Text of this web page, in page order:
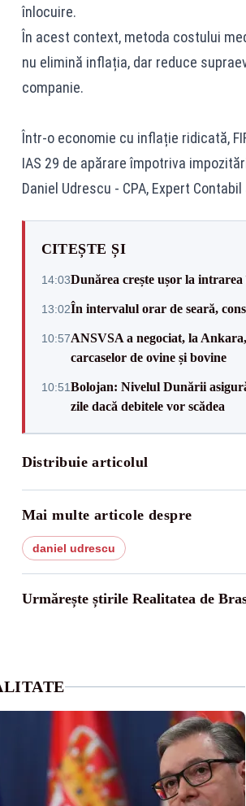
înlocuire.
În acest context, metoda costului
nu elimină inflația, dar reduce
companie.
Într-o economie cu inflație ridicată,
IAS 29 de apărare împotriva
Daniel Udrescu - CPA, Expert
CITEȘTE ȘI
14:03Dunărea crește ușor la
13:02În intervalul orar de seară,
10:57ANSVSA a negociat, la
carcaselor de ovine și bovine
10:51Bolojan: Nivelul Dunării
zile dacă debitele vor scădea
Distribuie articolul
Mai multe articole despre
daniel udrescu
Urmărește știrile Realitatea de